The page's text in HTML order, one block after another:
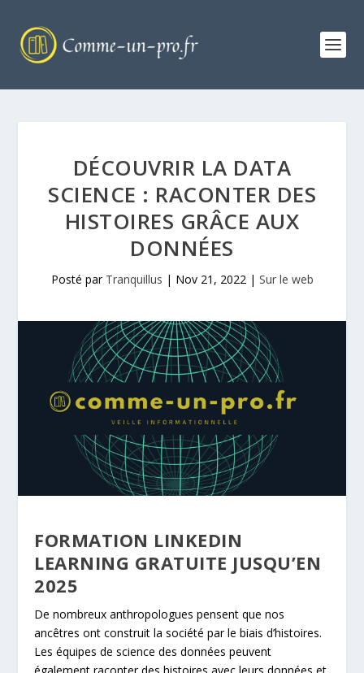
DÉCOUVRIR LA DATA
SCIENCE : RACONTER DES
HISTOIRES GRÂCE AUX
DONNÉES
Posté par Tranquillus | Nov 21, 2022| Sur le web
FORMATION LINKEDIN
LEARNING GRATUITE JUSQU’EN
2025
De nombreux anthropologues pensent que nos
ancêtres ont construit la société par le biais d’histoires.
Les équipes de science des données peuvent